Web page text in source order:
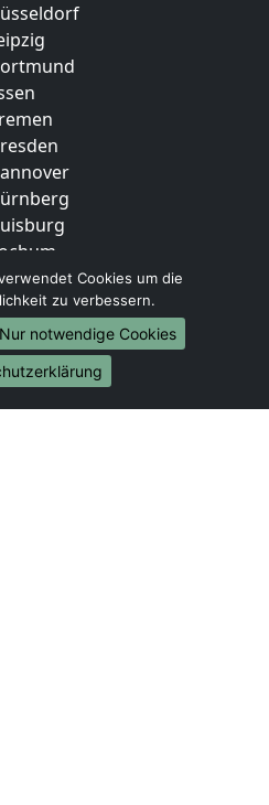
Cookies um die
zu verbessern.
Nur notwendige Cookies